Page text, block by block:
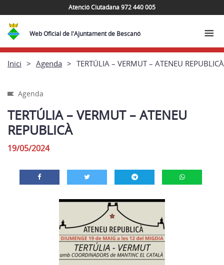
Atenció Ciutadana 972 440 005
Web Oficial de l'Ajuntament de Bescanó
Inici Agenda TERTÚLIA – VERMUT – ATENEU REPUBLICÀ
Agenda
TERTÚLIA – VERMUT – ATENEU
REPUBLICÀ
19/05/2024